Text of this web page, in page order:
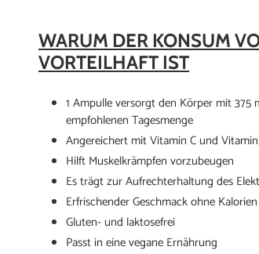
WARUM DER KONSUM
VORTEILHAFT IST
1 Ampulle versorgt den Körper mit 375
empfohlenen Tagesmenge
Angereichert mit Vitamin C und
Hilft Muskelkrämpfen vorzubeugen
Es trägt zur Aufrechterhaltung des
Erfrischender Geschmack ohne Kalorien
Gluten- und laktosefrei
Passt in eine vegane Ernährung